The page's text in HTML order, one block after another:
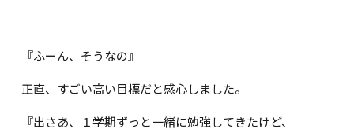
『ふーん、そうなの』
正直、すごい高い目標だと感心しました。
『出さあ、１学期ずっと一緒に勉強してきたけど、